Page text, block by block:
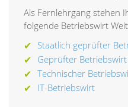
Als Fernlehrgang stehen
folgende Betriebswirt
Staatlich geprüfter
Geprüfter Betriebswirt
Technischer
IT-Betriebswirt